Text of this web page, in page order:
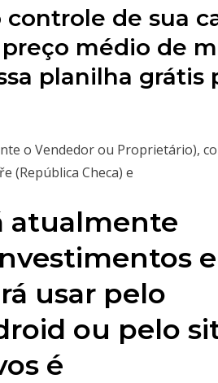
de sua
médio de
planilha grátis
o Vendedor ou Proprietário),
(República Checa) e
atualmente
usar pelo
ou pelo
é